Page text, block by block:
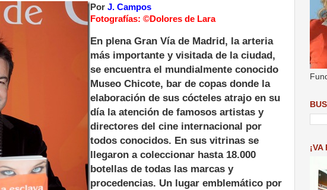
Por J. Campos
Fotografías: ©Dolores de Lara
En plena Gran Vía de Madrid, la arteria
más importante y visitada de la ciudad,
se encuentra el mundialmente conocido
Museo Chicote, bar de copas donde la
elaboración de sus cócteles atrajo en su
día la atención de famosos artistas y
directores del cine internacional por
todos conocidos. En sus vitrinas se
llegaron a coleccionar hasta 18.000
botellas de todas las marcas y
procedencias. Un lugar emblemático por